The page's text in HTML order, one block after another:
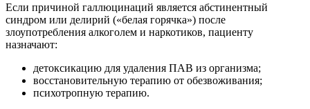
Если причиной галлюцинаций является абстинентный
синдром или делирий («белая горячка») после
злоупотребления алкоголем и наркотиков, пациенту
назначают:
детоксикацию для удаления ПАВ из организма;
восстановительную терапию от обезвоживания;
психотропную терапию.